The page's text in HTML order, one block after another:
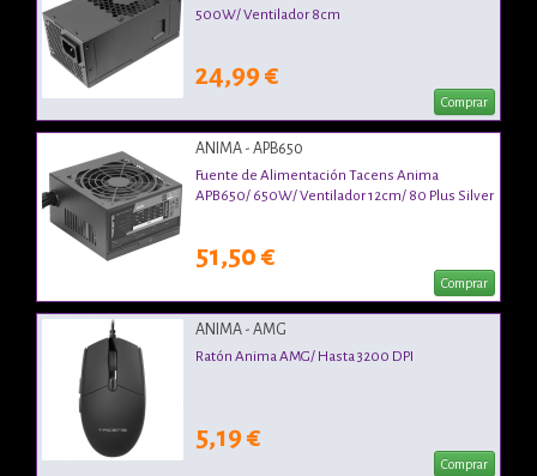
500W/ Ventilador 8cm
24,99 €
Comprar
ANIMA - APB650
Fuente de Alimentación Tacens Anima
APB650/ 650W/ Ventilador 12cm/ 80 Plus Silver
51,50 €
Comprar
ANIMA - AMG
Ratón Anima AMG/ Hasta 3200 DPI
5,19 €
Comprar